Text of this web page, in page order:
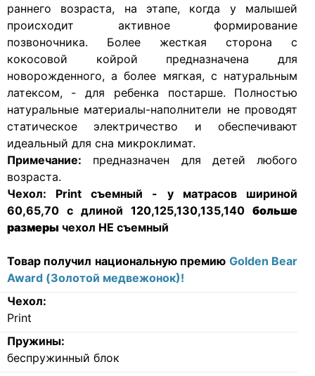
раннего возраста, на этапе, когда у малышей
происходит активное формирование
позвоночника. Более жесткая сторона с
кокосовой койрой предназначена для
новорожденного, а более мягкая, с натуральным
латексом, - для ребенка постарше. Полностью
натуральные материалы-наполнители не проводят
статическое электричество и обеспечивают
идеальный для сна микроклимат.
Примечание: предназначен для детей любого
возраста.
Чехол: Print съемный - у матрасов шириной
60,65,70 с длиной 120,125,130,135,140 больше
размеры чехол НЕ съемный
Товар получил национальную премию Golden Bear
Award (Золотой медвежонок)!
Чехол:
Print
Пружины:
беспружинный блок